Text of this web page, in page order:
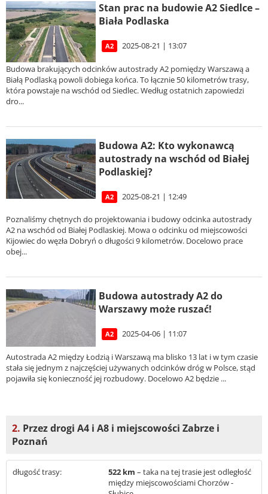
Stan prac na budowie A2 Siedlce –
Biała Podlaska
A2 2025-08-21 | 13:07
Budowa brakujących odcinków autostrady A2 pomiędzy Warszawą a
Białą Podlaską powoli dobiega końca. To łącznie 50 kilometrów trasy,
która powstaje na wschód od Siedlec. Według ostatnich zapowiedzi
dro...
Budowa A2: Kto wykonawcą
autostrady na wschód od Białej
Podlaskiej?
A2 2025-08-21 | 12:49
Poznaliśmy chętnych do projektowania i budowy odcinka autostrady
A2 na wschód od Białej Podlaskiej. Mowa o odcinku od miejscowości
Kijowiec do węzła Dobryń o długości 9 kilometrów. Docelowo prace
obej...
Budowa autostrady A2 do
Warszawy może ruszać!
A2 2025-04-06 | 11:07
Autostrada A2 między Łodzią i Warszawą ma blisko 13 lat i w tym czasie
stała się jednym z najczęściej używanych odcinków dróg w Polsce, stąd
pojawiła się konieczność jej rozbudowy. Docelowo A2 będzie ...
2. Przez drogi A4 i A8 i miejscowości Zabrze i
Poznań
długość trasy: 522 km – taka na tej trasie jest odległość
między miejscowościami Chorzów -